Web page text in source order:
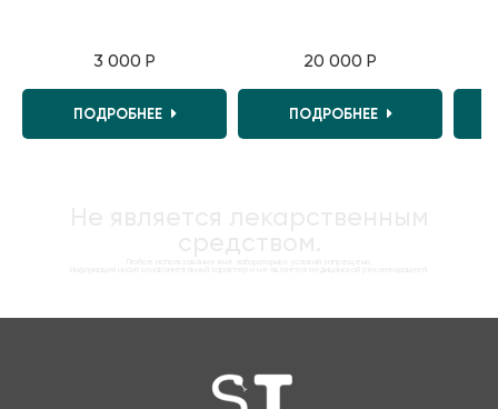
3 000 Р
ПОДРОБНЕЕ
20 000 Р
ПОДРОБНЕЕ